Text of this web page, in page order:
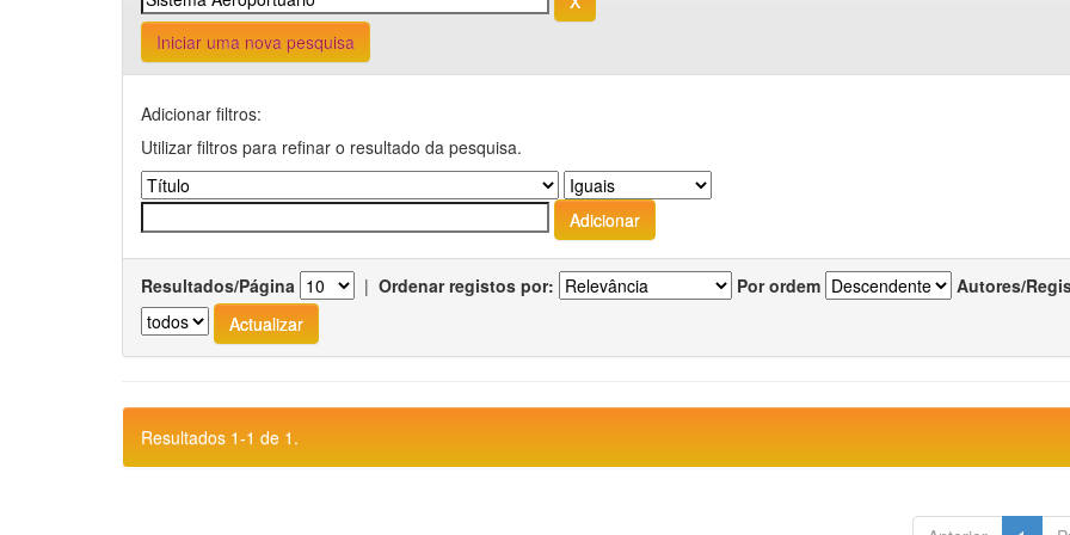
Iniciar uma nova pesquisa
Adicionar filtros:
Utilizar filtros para refinar o resultado da pesquisa.
Resultados/Página | Ordenar registos por: Por ordem Autores/
Resultados 1-1 de 1.